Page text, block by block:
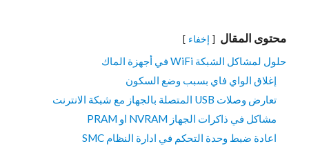
محتوى المقال إخفاء
حلول لمشاكل الشبكة WiFi في أجهزة الماك
إغلاق الواي فاي بسبب وضع السكون
تعارض وصلات USB المتصلة بالجهاز مع شبكة الانترنت
مشاكل في ذاكرات الجهاز NVRAM او PRAM
اعادة ضبط وحدة التحكم في ادارة النظام SMC